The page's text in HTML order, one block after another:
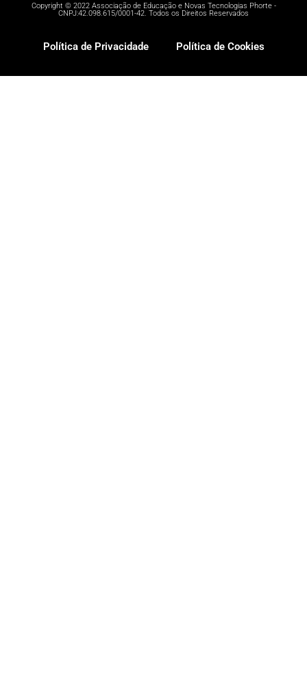
Copyright © 2022 Associação de Educação e Novas Tecnologias Phorte -
CNPJ:42.098.615/0001-42. Todos os Direitos Reservados
Política de Privacidade Política de Cookies